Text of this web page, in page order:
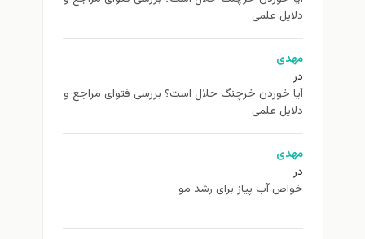
دلایل علمی
مهدی
در
آیا خوردن خرچنگ حلال است؟ بررسی فتوای مراجع و
دلایل علمی
مهدی
در
خواص آب پیاز برای رشد مو